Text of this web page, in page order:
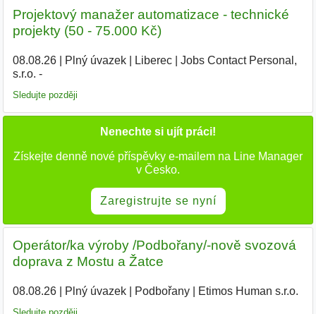
Projektový manažer automatizace - technické
projekty (50 - 75.000 Kč)
08.08.26| Plný úvazek| Liberec|
Jobs Contact Personal,
s.r.o. -|
Sledujte později
Nenechte si ujít práci!
Získejte denně nové příspěvky e-mailem na Line Manager
v Česko.
Zaregistrujte se nyní
Operátor/ka výroby /Podbořany/-nově svozová
doprava z Mostu a Žatce
08.08.26| Plný úvazek| Podbořany| Etimos Human s.r.o.